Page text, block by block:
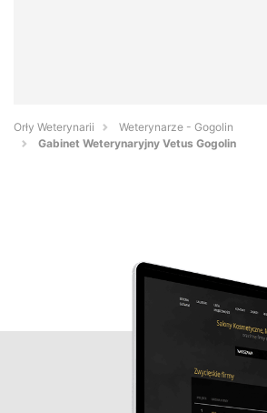
Orły Weterynarii
Weterynarze - Gogolin
Gabinet Weterynaryjny Vetus Gogolin